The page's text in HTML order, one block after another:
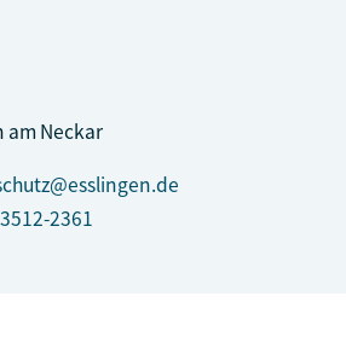
am Neckar
2361